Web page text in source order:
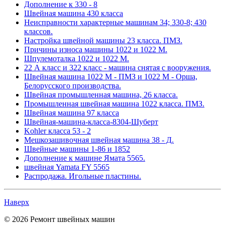
Дополнение к 330 - 8
Швейная машина 430 класса
Неисправности характерные машинам 34; 330-8; 430
классов.
Настройка швейной машины 23 класса. ПМЗ.
Причины износа машины 1022 и 1022 М.
Шпулемоталка 1022 и 1022 М.
22 А класс и 322 класс - машина снятая с вооружения.
Швейная машина 1022 М - ПМЗ и 1022 М - Орша,
Белорусского производства.
Швейная промышленная машина, 26 класса.
Промышленная швейная машина 1022 класса. ПМЗ.
Швейная машина 97 класса
Швейная-машина-класса-8304-Шуберт
Kohler класса 53 - 2
Мешкозашивочная швейная машина 38 - Д.
Швейные машины 1-86 и 1852
Дополнение к машине Ямата 5565.
швейная Yamata FY 5565
Распродажа. Игольные пластины.
Наверх
© 2026 Ремонт швейных машин